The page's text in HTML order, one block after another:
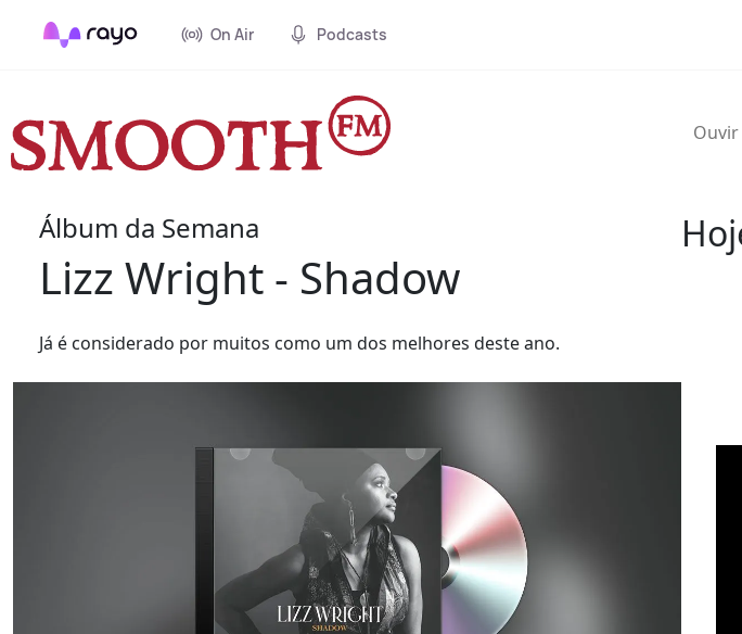
On Air Podcasts
Ouvir
Álbum da Semana
Lizz Wright - Shadow
Já é considerado por muitos como um dos melhores deste ano.